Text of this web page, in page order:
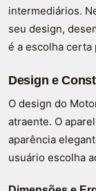
intermediários.
seu design,
é a escolha certa
Design e
O design do
atraente. O
aparência
usuário escolha